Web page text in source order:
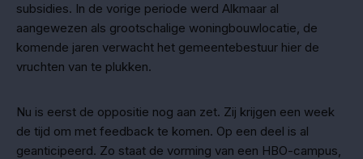
subsidies. In de vorige periode werd Alkmaar al
aangewezen als grootschalige woningbouwlocatie, de
komende jaren verwacht het gemeentebestuur hier de
vruchten van te plukken.
Nu is eerst de oppositie nog aan zet. Zij krijgen een week
de tijd om met feedback te komen. Op een deel is al
geanticipeerd. Zo staat de vorming van een HBO-campus,